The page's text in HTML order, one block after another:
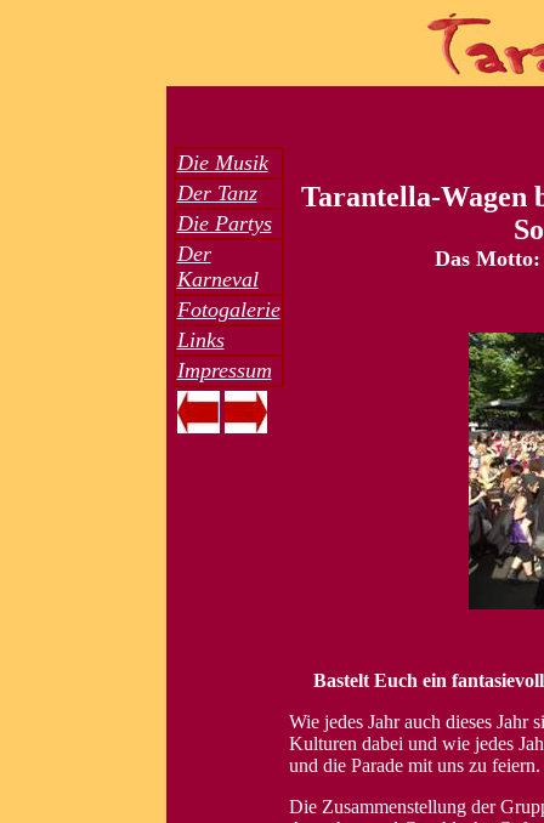
Die Musik
Der Tanz
Die Partys
Der
Karneval
Fotogalerie
Links
Impressum
Tarantella-Wagen
Das
Bastelt Euch ein
Wie jedes Jahr auch dieses
Kulturen dabei und wie jedes
und die Parade mit uns zu feiern.
Die Zusammenstellung der